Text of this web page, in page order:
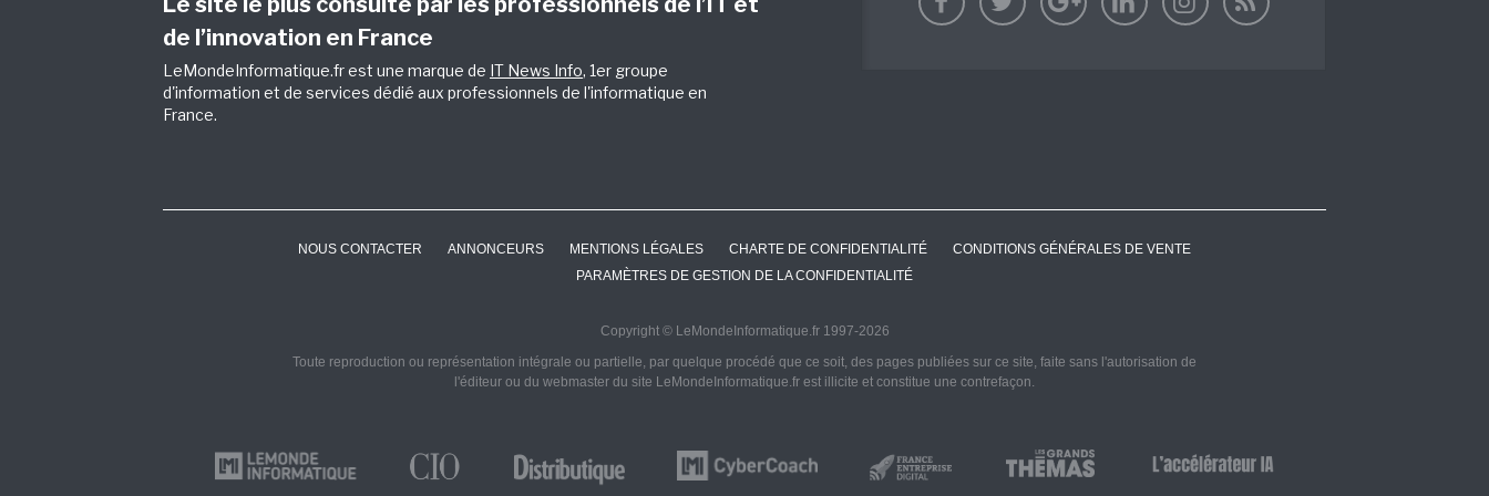
de l’innovation en France
LeMondeInformatique.fr est une marque de IT News Info, 1er groupe
d'information et de services dédié aux professionnels de l'informatique en
France.
NOUS CONTACTER ANNONCEURS MENTIONS LÉGALES CHARTE DE CONFIDENTIALITÉ
CONDITIONS GÉNÉRALES DE VENTE
PARAMÈTRES DE GESTION DE LA CONFIDENTIALITÉ
Copyright © LeMondeInformatique.fr 1997-2026
Toute reproduction ou représentation intégrale ou partielle, par quelque procédé que ce soit, des pages publiées sur ce site, faite sans l'autorisation de
l'éditeur ou du webmaster du site LeMondeInformatique.fr est illicite et constitue une contrefaçon.